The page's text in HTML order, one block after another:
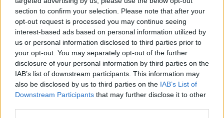
section to confirm your selection. Please note that after your
opt-out request is processed you may continue seeing
interest-based ads based on personal information utilized by
us or personal information disclosed to third parties prior to
your opt-out. You may separately opt-out of the further
disclosure of your personal information by third parties on the
IAB’s list of downstream participants. This information may
also be disclosed by us to third parties on the IAB’s List of
Downstream Participants that may further disclose it to other